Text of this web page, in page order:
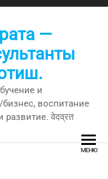
—
и
воспитание
वेदव्रत
МЕНЮ